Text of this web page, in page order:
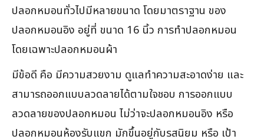
ปลอกหมอนทั่วไปมีหลายขนาด โดยมาตราฐาน ของ
ปลอกหมอนอิง อยู่ที่ ขนาด 16 นิ้ว การทำปลอกหมอน
โดยเฉพาะปลอกหมอนผ้า
มีข้อดี คือ มีความสวยงาม ดูแลทำความสะอาดง่าย และ
สามารถออกแบบลวดลายได้ตามใจชอบ การออกแบบ
ลวดลายของปลอกหมอน ไม่ว่าจะปลอกหมอนอิง หรือ
ปลอกหมอนห้องรับแขก มักขึ้นอยู่กับรสนิยม หรือ เป้า